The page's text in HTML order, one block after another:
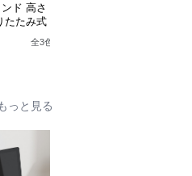
ド 高さ
たたみ式
全3色
っと見る